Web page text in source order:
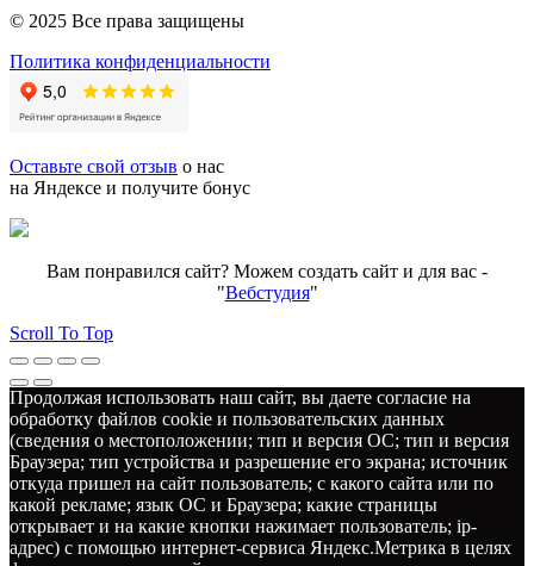
© 2025 Все права защищены
Политика конфиденциальности
Оставьте свой отзыв о нас
на Яндексе и получите бонус
Вам понравился сайт? Можем создать сайт и для вас -
"Вебстудия"
Scroll To Top
Продолжая использовать наш сайт, вы даете согласие на
обработку файлов cookie и пользовательских данных
(сведения о местоположении; тип и версия ОС; тип и версия
Браузера; тип устройства и разрешение его экрана; источник
откуда пришел на сайт пользователь; с какого сайта или по
какой рекламе; язык ОС и Браузера; какие страницы
открывает и на какие кнопки нажимает пользователь; ip-
адрес) с помощью интернет-сервиса Яндекс.Метрика в целях